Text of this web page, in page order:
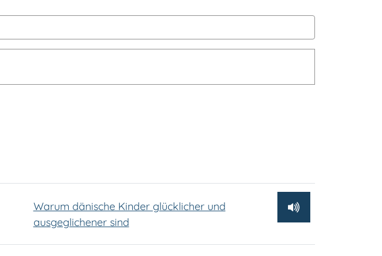
Warum dänische Kinder glücklicher und
ausgeglichener sind